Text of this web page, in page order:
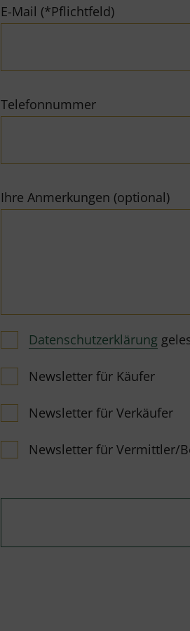
E-Mail (*Pflichtfeld)
Telefonnummer
Ihre Anmerkungen (optional)
Datenschutzerklärung
Newsletter für Käufer
Newsletter für Verkäufer
Newsletter für Vermittler/